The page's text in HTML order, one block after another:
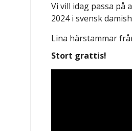
Vi vill idag passa på
2024 i svensk
Lina härstammar
Stort grattis!